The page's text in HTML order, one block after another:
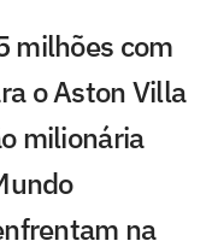
milhões com
o Aston Villa
milionária
na